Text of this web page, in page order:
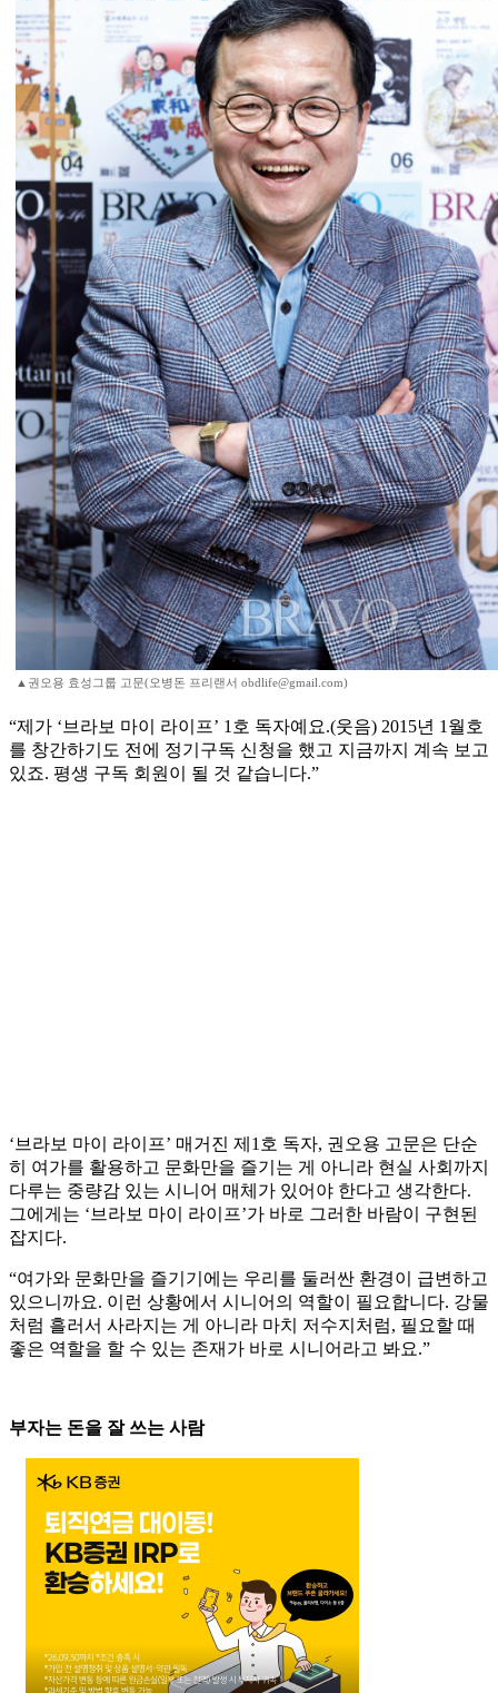
▲권오용 효성그룹 고문(오병돈 프리랜서 obdlife@gmail.com)
“제가 ‘브라보 마이 라이프’ 1호 독자예요.(웃음) 2015년 1월호
를 창간하기도 전에 정기구독 신청을 했고 지금까지 계속 보고
있죠. 평생 구독 회원이 될 것 같습니다.”
‘브라보 마이 라이프’ 매거진 제1호 독자, 권오용 고문은 단순
히 여가를 활용하고 문화만을 즐기는 게 아니라 현실 사회까지
다루는 중량감 있는 시니어 매체가 있어야 한다고 생각한다.
그에게는 ‘브라보 마이 라이프’가 바로 그러한 바람이 구현된
잡지다.
“여가와 문화만을 즐기기에는 우리를 둘러싼 환경이 급변하고
있으니까요. 이런 상황에서 시니어의 역할이 필요합니다. 강물
처럼 흘러서 사라지는 게 아니라 마치 저수지처럼, 필요할 때
좋은 역할을 할 수 있는 존재가 바로 시니어라고 봐요.”
부자는 돈을 잘 쓰는 사람